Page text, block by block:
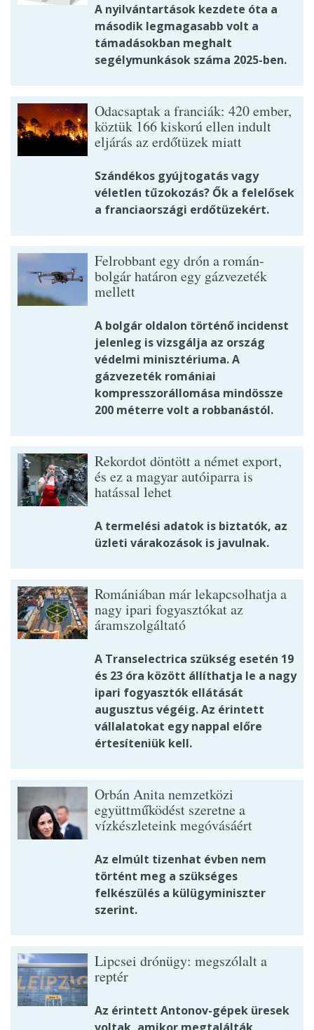
A nyilvántartások kezdete óta a
második legmagasabb volt a
támadásokban meghalt
segélymunkások száma 2025-ben.
Odacsaptak a franciák: 420 ember,
köztük 166 kiskorú ellen indult
eljárás az erdőtüzek miatt
Szándékos gyújtogatás vagy
véletlen tűzokozás? Ők a felelősek
a franciaországi erdőtüzekért.
Felrobbant egy drón a román-
bolgár határon egy gázvezeték
mellett
A bolgár oldalon történő incidenst
jelenleg is vizsgálja az ország
védelmi minisztériuma. A
gázvezeték romániai
kompresszorállomása mindössze
200 méterre volt a robbanástól.
Rekordot döntött a német export,
és ez a magyar autóiparra is
hatással lehet
A termelési adatok is biztatók, az
üzleti várakozások is javulnak.
Romániában már lekapcsolhatja a
nagy ipari fogyasztókat az
áramszolgáltató
A Transelectrica szükség esetén 19
és 23 óra között állíthatja le a nagy
ipari fogyasztók ellátását
augusztus végéig. Az érintett
vállalatokat egy nappal előre
értesíteniük kell.
Orbán Anita nemzetközi
együttműködést szeretne a
vízkészleteink megóvásáért
Az elmúlt tizenhat évben nem
történt meg a szükséges
felkészülés a külügyminiszter
szerint.
Lipcsei drónügy: megszólalt a
reptér
Az érintett Antonov-gépek üresek
voltak, amikor megtalálták